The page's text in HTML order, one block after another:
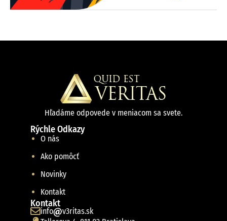
Hľadáme odpovede v meniacom sa svete.
Rýchle Odkazy
O nás
Ako pomôcť
Novinky
Kontakt
Kontakt
info
v3ritas.sk